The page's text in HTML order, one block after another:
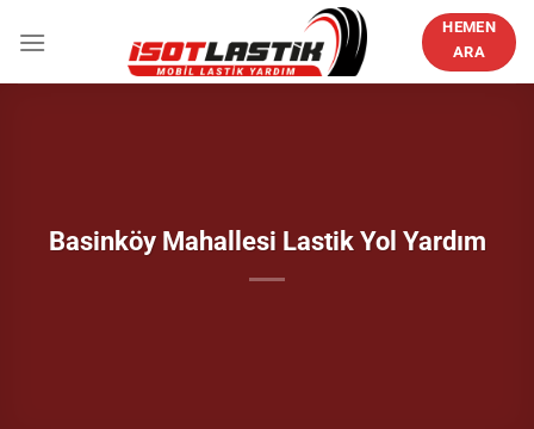
atla
HEMEN
ARA
Basinköy Mahallesi Lastik Yol Yardım